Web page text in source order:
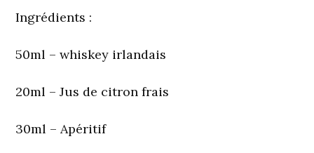
Ingrédients :
50ml – whiskey irlandais
20ml – Jus de citron frais
30ml – Apéritif